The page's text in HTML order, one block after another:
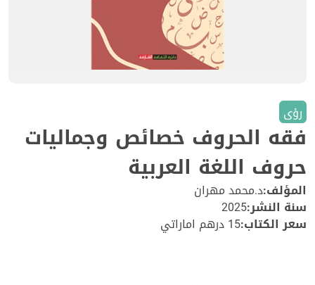
رؤى
فقه الحروف خصائص وجماليات
حروف اللغة العربية
المؤلف:د.محمد مهران
سنة النشر:2025
سعر الكتاب:15 درهم اماراتي